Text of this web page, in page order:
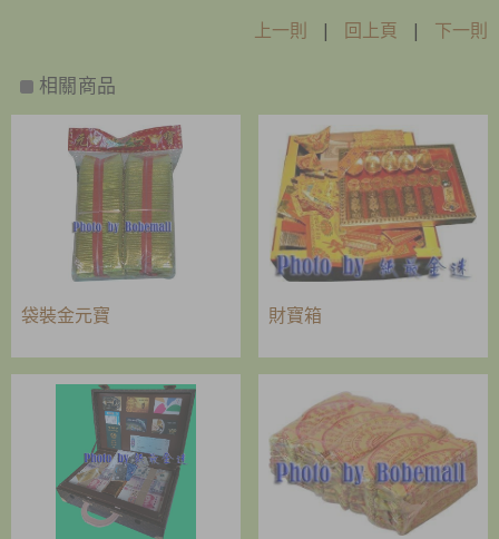
上一則 | 回上頁 | 下一則
相關商品
袋裝金元寶 財寶箱